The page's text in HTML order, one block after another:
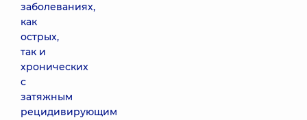
заболеваниях,
как
острых,
так и
хронических
с
затяжным
рецидивирующим